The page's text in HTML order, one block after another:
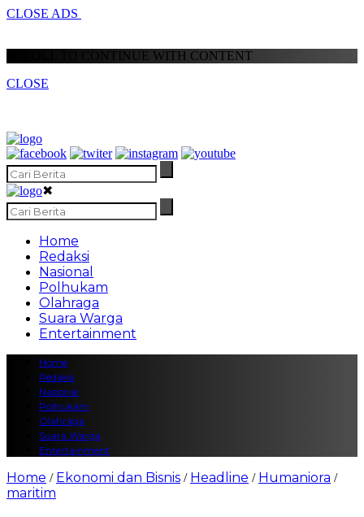
CLOSE ADS
SCROLL TO CONTINUE WITH CONTENT
CLOSE
✖
Home
Redaksi
Nasional
Polhukam
Olahraga
Suara Warga
Entertainment
Home
Redaksi
Nasional
Polhukam
Olahraga
Suara Warga
Entertainment
Home / Ekonomi dan Bisnis / Headline / Humaniora /
maritim